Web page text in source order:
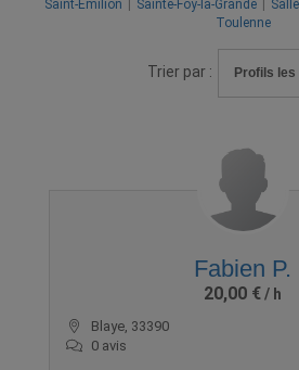
Saint-Émilion
Sainte-Foy-la-Grande
Toulenne
Trier par : Profils
Fabien P.
20,00 €
Blaye, 33390
0 avis